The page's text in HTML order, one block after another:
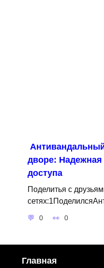
дворе: Надежная
доступа
Поделитья с
0 0
Главная